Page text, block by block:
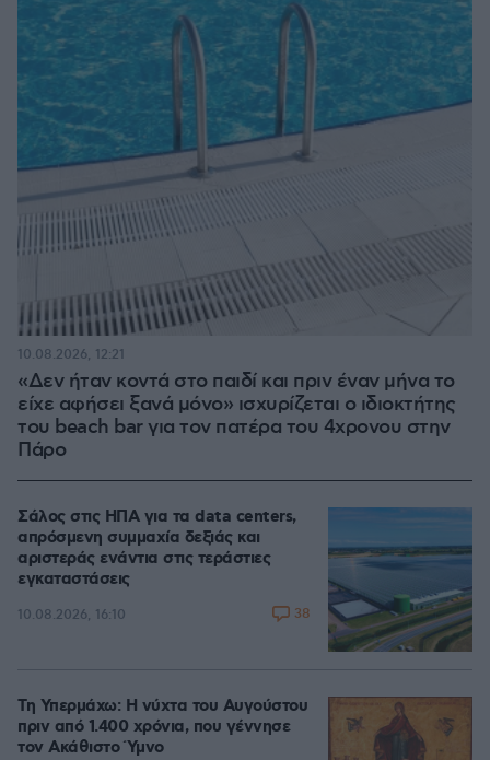
«Δεν ήταν κοντά στο παιδί και πριν έναν μήνα το
είχε αφήσει ξανά μόνο» ισχυρίζεται ο ιδιοκτήτης
του beach bar για τον πατέρα του 4χρονου στην
Πάρο
10.08.2026, 12:21
Σάλος στις ΗΠΑ για τα data centers,
απρόσμενη συμμαχία δεξιάς και
αριστεράς ενάντια στις τεράστιες
εγκαταστάσεις
10.08.2026, 16:10 38
Τη Υπερμάχω: Η νύχτα του Αυγούστου
πριν από 1.400 χρόνια, που γέννησε
τον Ακάθιστο Ύμνο